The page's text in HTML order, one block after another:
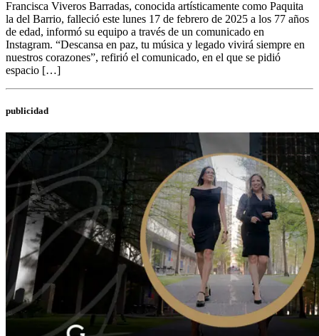
Francisca Viveros Barradas, conocida artísticamente como Paquita
la del Barrio, falleció este lunes 17 de febrero de 2025 a los 77 años
de edad, informó su equipo a través de un comunicado en
Instagram. “Descansa en paz, tu música y legado vivirá siempre en
nuestros corazones”, refirió el comunicado, en el que se pidió
espacio […]
publicidad